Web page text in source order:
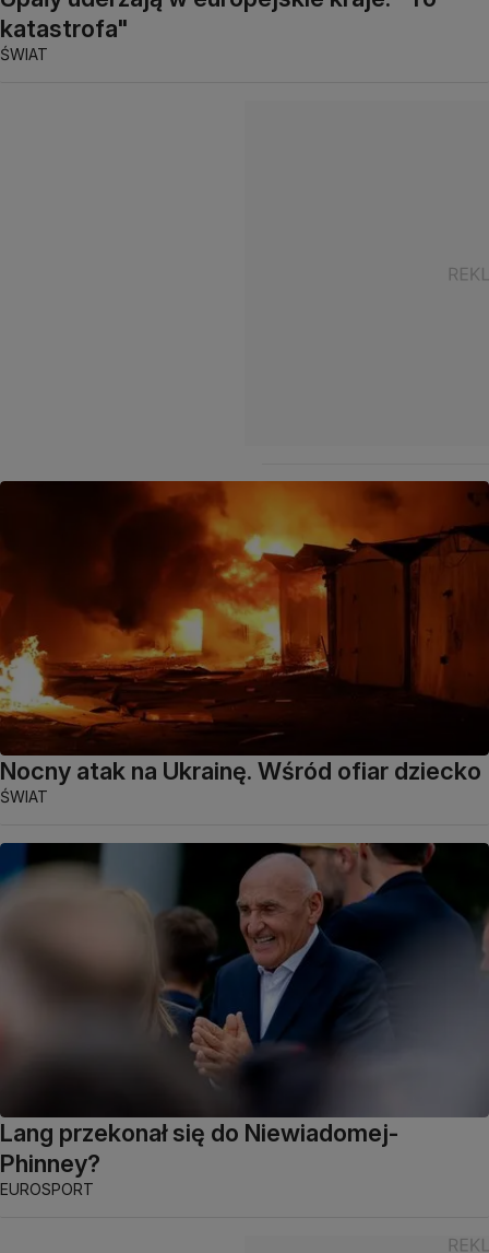
katastrofa"
ŚWIAT
Nocny atak na Ukrainę. Wśród ofiar dziecko
ŚWIAT
Lang przekonał się do Niewiadomej-
Phinney?
EUROSPORT